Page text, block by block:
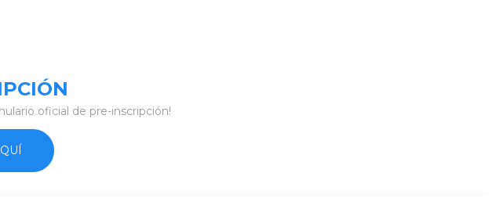
oficial de pre-inscripción!